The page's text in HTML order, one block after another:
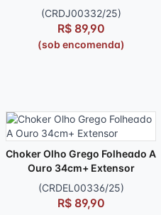
(CRDJ00332/25)
R$ 89,90
(sob encomenda)
Choker Olho Grego Folheado A
Ouro 34cm+ Extensor
(CRDEL00336/25)
R$ 89,90